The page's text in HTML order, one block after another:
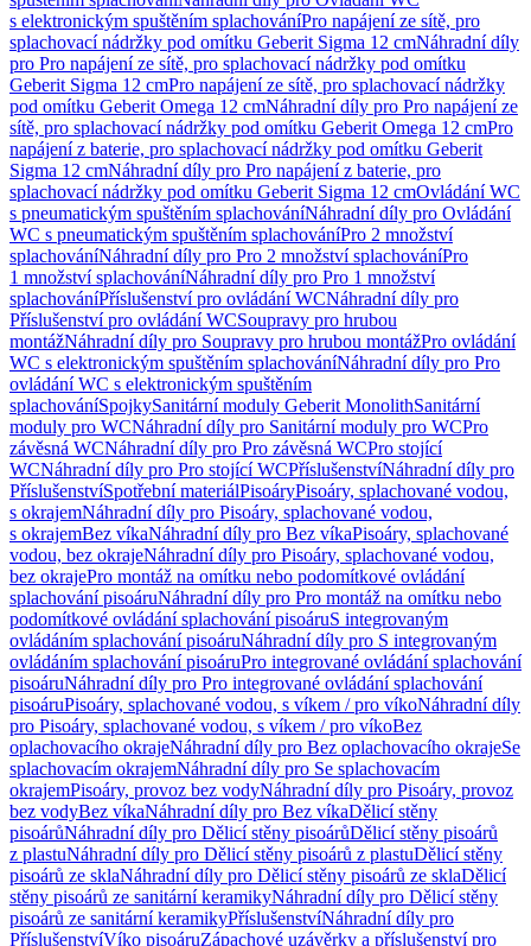
s elektronickým spuštěním splachováníPro napájení ze sítě, pro
splachovací nádržky pod omítku Geberit Sigma 12 cmNáhradní díly
pro Pro napájení ze sítě, pro splachovací nádržky pod omítku
Geberit Sigma 12 cmPro napájení ze sítě, pro splachovací nádržky
pod omítku Geberit Omega 12 cmNáhradní díly pro Pro napájení ze
sítě, pro splachovací nádržky pod omítku Geberit Omega 12 cmPro
napájení z baterie, pro splachovací nádržky pod omítku Geberit
Sigma 12 cmNáhradní díly pro Pro napájení z baterie, pro
splachovací nádržky pod omítku Geberit Sigma 12 cmOvládání WC
s pneumatickým spuštěním splachováníNáhradní díly pro Ovládání
WC s pneumatickým spuštěním splachováníPro 2 množství
splachováníNáhradní díly pro Pro 2 množství splachováníPro
1 množství splachováníNáhradní díly pro Pro 1 množství
splachováníPříslušenství pro ovládání WCNáhradní díly pro
Příslušenství pro ovládání WCSoupravy pro hrubou
montážNáhradní díly pro Soupravy pro hrubou montážPro ovládání
WC s elektronickým spuštěním splachováníNáhradní díly pro Pro
ovládání WC s elektronickým spuštěním
splachováníSpojkySanitární moduly Geberit MonolithSanitární
moduly pro WCNáhradní díly pro Sanitární moduly pro WCPro
závěsná WCNáhradní díly pro Pro závěsná WCPro stojící
WCNáhradní díly pro Pro stojící WCPříslušenstvíNáhradní díly pro
PříslušenstvíSpotřební materiálPisoáryPisoáry, splachované vodou,
s okrajemNáhradní díly pro Pisoáry, splachované vodou,
s okrajemBez víkaNáhradní díly pro Bez víkaPisoáry, splachované
vodou, bez okrajeNáhradní díly pro Pisoáry, splachované vodou,
bez okrajePro montáž na omítku nebo podomítkové ovládání
splachování pisoáruNáhradní díly pro Pro montáž na omítku nebo
podomítkové ovládání splachování pisoáruS integrovaným
ovládáním splachování pisoáruNáhradní díly pro S integrovaným
ovládáním splachování pisoáruPro integrované ovládání splachování
pisoáruNáhradní díly pro Pro integrované ovládání splachování
pisoáruPisoáry, splachované vodou, s víkem / pro víkoNáhradní díly
pro Pisoáry, splachované vodou, s víkem / pro víkoBez
oplachovacího okrajeNáhradní díly pro Bez oplachovacího okrajeSe
splachovacím okrajemNáhradní díly pro Se splachovacím
okrajemPisoáry, provoz bez vodyNáhradní díly pro Pisoáry, provoz
bez vodyBez víkaNáhradní díly pro Bez víkaDělicí stěny
pisoárůNáhradní díly pro Dělicí stěny pisoárůDělicí stěny pisoárů
z plastuNáhradní díly pro Dělicí stěny pisoárů z plastuDělicí stěny
pisoárů ze sklaNáhradní díly pro Dělicí stěny pisoárů ze sklaDělicí
stěny pisoárů ze sanitární keramikyNáhradní díly pro Dělicí stěny
pisoárů ze sanitární keramikyPříslušenstvíNáhradní díly pro
PříslušenstvíVíko pisoáruZápachové uzávěrky a příslušenství pro